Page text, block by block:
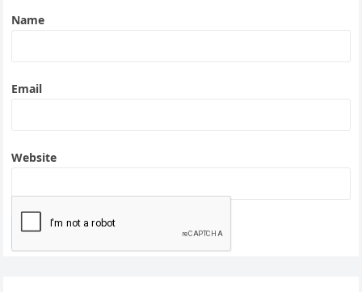
Name
Email
Website